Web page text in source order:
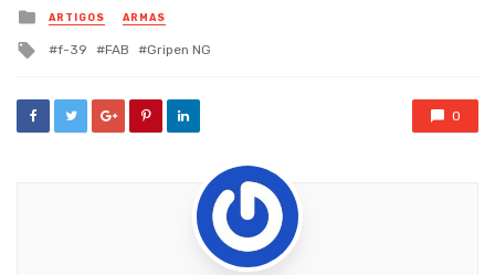
Posted
in
ARTIGOS ARMAS
Tagged
f-39 FAB Gripen NG
0